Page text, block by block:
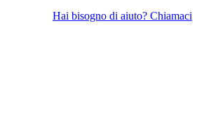
Hai bisogno di aiuto? Chiamaci